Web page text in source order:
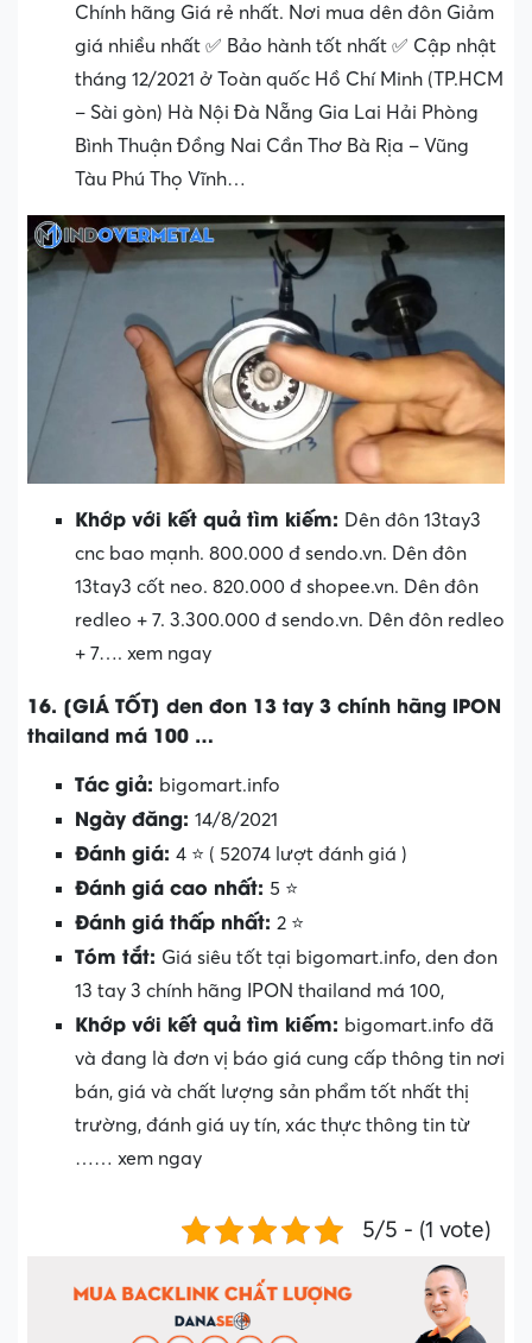
Chính hãng Giá rẻ nhất. Nơi mua dên đôn Giảm
giá nhiều nhất ✅ Bảo hành tốt nhất ✅ Cập nhật
tháng 12/2021 ở Toàn quốc Hồ Chí Minh (TP.HCM
– Sài gòn) Hà Nội Đà Nẵng Gia Lai Hải Phòng
Bình Thuận Đồng Nai Cần Thơ Bà Rịa – Vũng
Tàu Phú Thọ Vĩnh…
Khớp với kết quả tìm kiếm: Dên đôn 13tay3
cnc bao mạnh. 800.000 đ sendo.vn. Dên đôn
13tay3 cốt neo. 820.000 đ shopee.vn. Dên đôn
redleo + 7. 3.300.000 đ sendo.vn. Dên đôn redleo
+ 7…. xem ngay
16. [GIÁ TỐT] den đon 13 tay 3 chính hãng IPON
thailand má 100 …
Tác giả: bigomart.info
Ngày đăng: 14/8/2021
Đánh giá: 4 ⭐ ( 52074 lượt đánh giá )
Đánh giá cao nhất: 5 ⭐
Đánh giá thấp nhất: 2 ⭐
Tóm tắt: Giá siêu tốt tại bigomart.info, den đon
13 tay 3 chính hãng IPON thailand má 100,
Khớp với kết quả tìm kiếm: bigomart.info đã
và đang là đơn vị báo giá cung cấp thông tin nơi
bán, giá và chất lượng sản phẩm tốt nhất thị
trường, đánh giá uy tín, xác thực thông tin từ
…… xem ngay
5/5 - (1 vote)